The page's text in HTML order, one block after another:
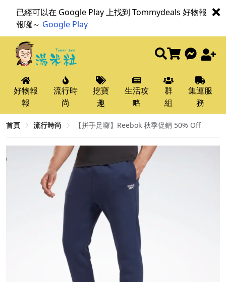
已經可以在 Google Play 上找到 Tommydeals 好物報
報囉～ Google Play
好物報
報
流行時
尚
挖寶
趣
生活攻
略
群
組
集運服
務
首頁 流行時尚 【拼手足囉】Reebok 秋季促銷 50% Off